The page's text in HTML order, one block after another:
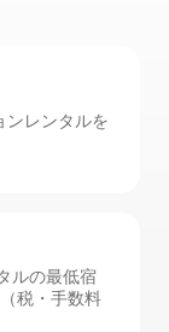
ンレンタルを
ルの最低宿
税・手数料